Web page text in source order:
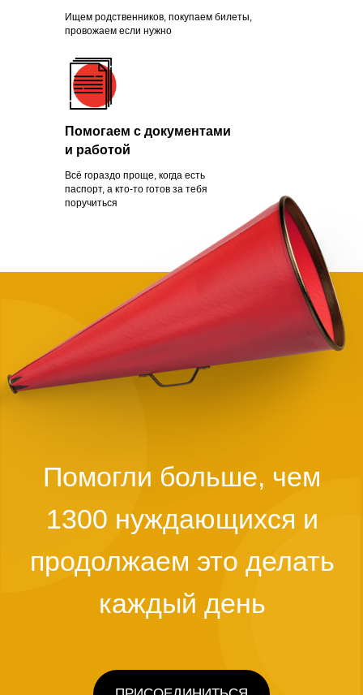
Ищем родственников, покупаем билеты,
провожаем если нужно
Всё гораздо проще, когда есть
паспорт, а кто-то готов за тебя
поручиться
Помогаем с документами
и работой
нуждающимся
Чаще всего это люди, которых
обманули с квартирой, ограбили
на вокзале, выгнали с работы из-
за здоровья или вовремя не дали
нужной поддержки. Постепенно
человек опускает руки.
Становится проще сдаться, чем
говорит статистика, на это нужно
всего полгода. Мы в силах помочь
нуждающимся, просто нужно